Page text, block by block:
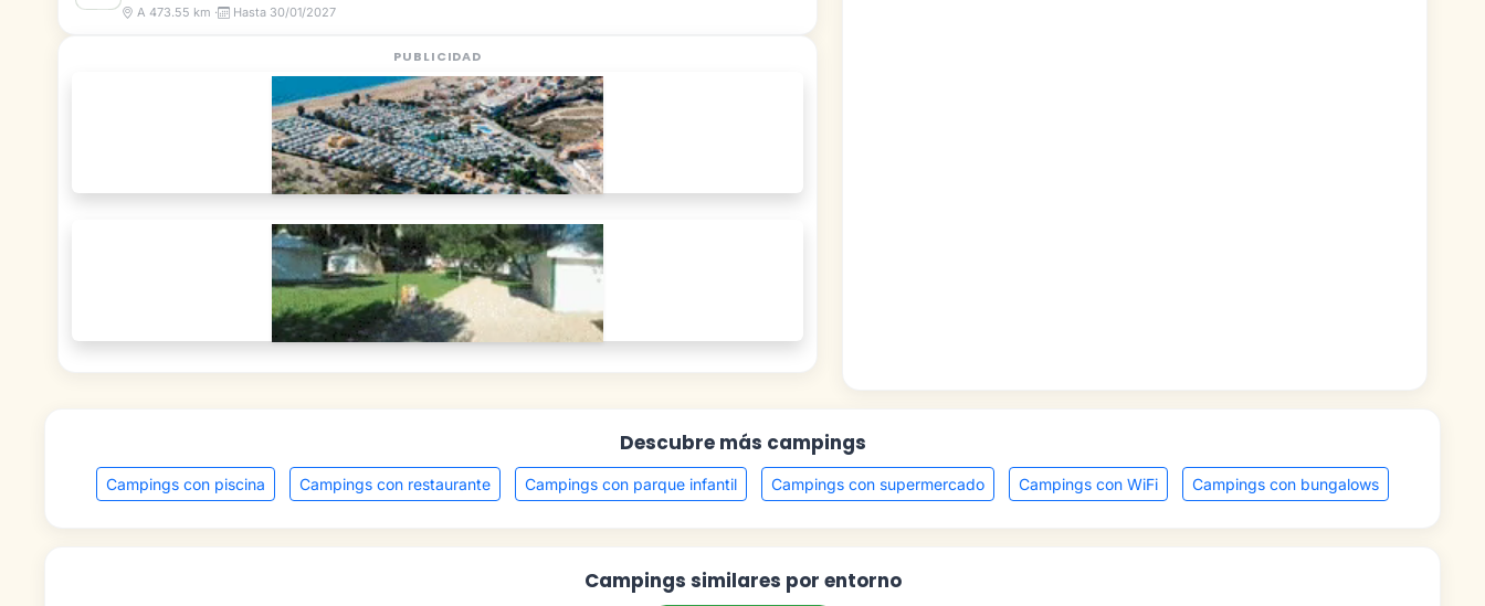
A 473.55 km · Hasta 30/01/2027
PUBLICIDAD
Descubre más campings
Campings con piscina Campings con restaurante Campings con parque infantil Campings con supermercado Campings con WiFi Campings con bungalows
Campings similares por entorno